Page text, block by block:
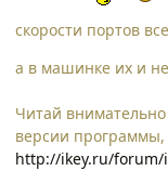
скорости портов
а в машинке их и
Читай
версии программы,
http://ikey.ru/forum/